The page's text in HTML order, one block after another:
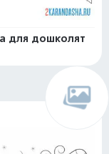
для дошколят